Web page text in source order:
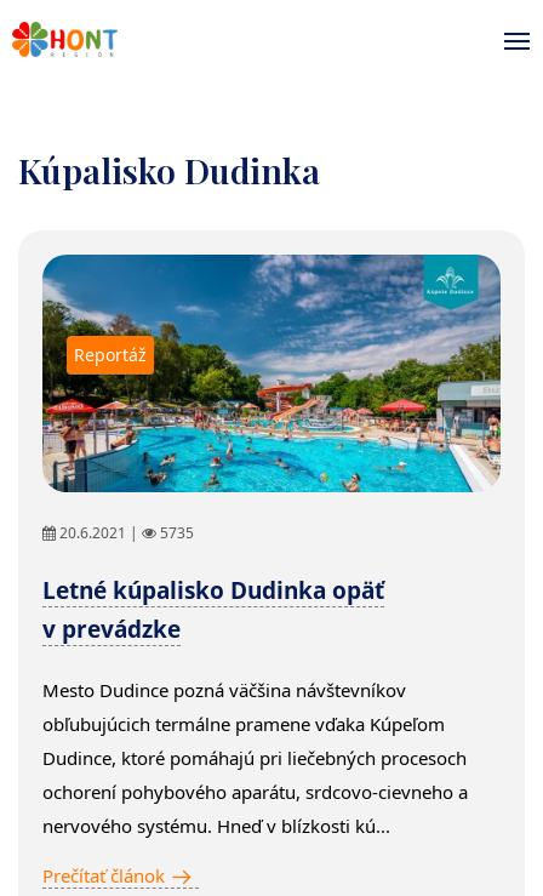
Kúpalisko Dudinka
Reportáž
20.6.2021 | 5735
Letné kúpalisko Dudinka opäť
v prevádzke
Mesto Dudince pozná väčšina návštevníkov
obľubujúcich termálne pramene vďaka Kúpeľom
Dudince, ktoré pomáhajú pri liečebných procesoch
ochorení pohybového aparátu, srdcovo-cievneho a
nervového systému. Hneď v blízkosti kú...
Prečítať článok